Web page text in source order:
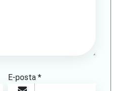
E-posta*